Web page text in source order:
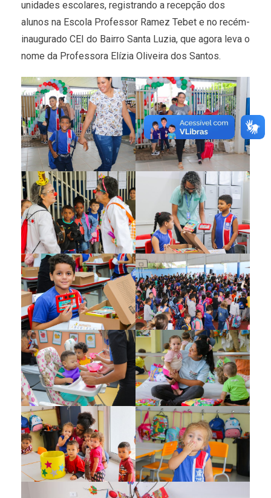
unidades escolares, registrando a recepção dos
alunos na Escola Professor Ramez Tebet e no recém-
inaugurado CEI do Bairro Santa Luzia, que agora leva o
nome da Professora Elízia Oliveira dos Santos.